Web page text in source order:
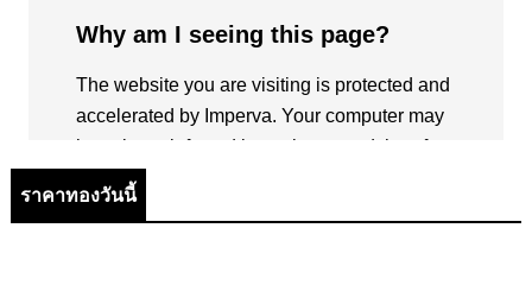
ราคาทองวันนี้